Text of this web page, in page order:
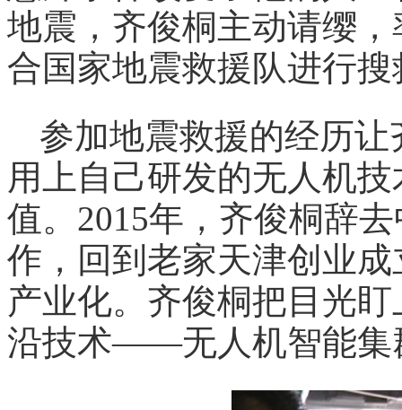
地震，齐俊桐主动请缨
合国家地震救援队进行搜
参加地震救援的经历
用上自己研发的无人机
值。2015年，齐俊桐辞
作，回到老家天津创业
产业化。齐俊桐把目光
沿技术——无人机智能集